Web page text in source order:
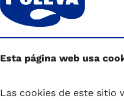
Esta página web usa
Las cookies de este sitio
Calcular